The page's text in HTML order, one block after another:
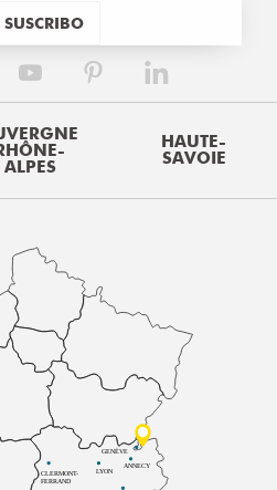
SUSCRIBO
ALPES
HAUTE-
SAVOIE
CLERMONT-
FERRAND
LYON
ANNECY
GENÈVE